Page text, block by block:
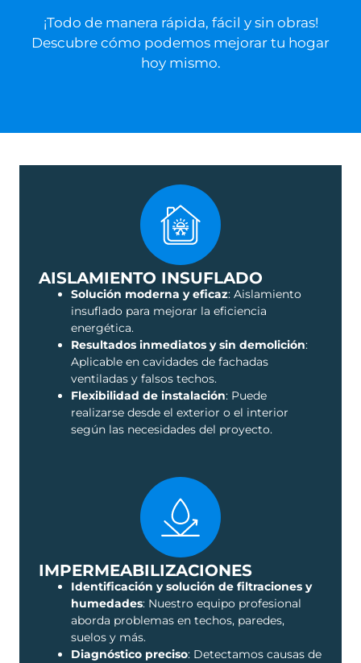
¡Todo de manera rápida, fácil y sin obras!
Descubre cómo podemos mejorar tu hogar
hoy mismo.
AISLAMIENTO INSUFLADO
Solución moderna y eficaz: Aislamiento
insuflado para mejorar la eficiencia
energética.
Resultados inmediatos y sin demolición:
Aplicable en cavidades de fachadas
ventiladas y falsos techos.
Flexibilidad de instalación: Puede
realizarse desde el exterior o el interior
según las necesidades del proyecto.
IMPERMEABILIZACIONES
Identificación y solución de filtraciones y
humedades: Nuestro equipo profesional
aborda problemas en techos, paredes,
suelos y más.
Diagnóstico preciso: Detectamos causas de